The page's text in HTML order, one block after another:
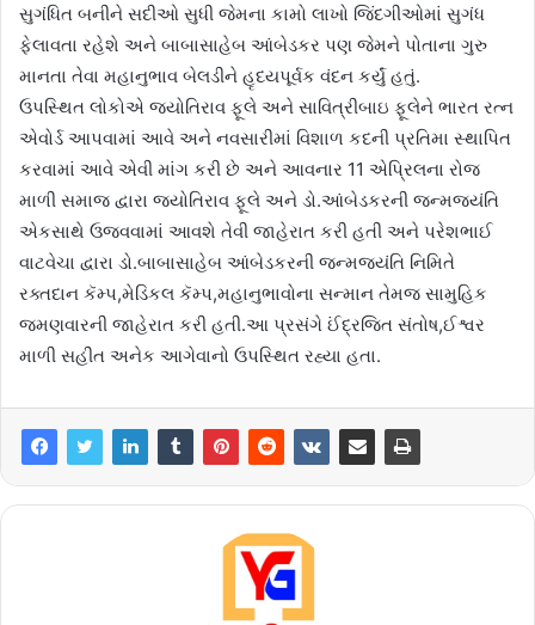
સુગંધિત બનીને સદીઓ સુધી જેમના કામો લાખો જિંદગીઓમાં સુગંધ
ફેલાવતા રહેશે અને બાબાસાહેબ આંબેડકર પણ જેમને પોતાના ગુરુ
માનતા તેવા મહાનુભાવ બેલડીને હૃદયપૂર્વક વંદન કર્યું હતું.
ઉપસ્થિત લોકોએ જ્યોતિરાવ ફૂલે અને સાવિત્રીબાઇ ફૂલેને ભારત રત્ન
એવોર્ડ આપવામાં આવે અને નવસારીમાં વિશાળ કદની પ્રતિમા સ્થાપિત
કરવામાં આવે એવી માંગ કરી છે અને આવનાર 11 એપ્રિલના રોજ
માળી સમાજ દ્વારા જ્યોતિરાવ ફૂલે અને ડો.આંબેડકરની જન્મજયંતિ
એકસાથે ઉજવવામાં આવશે તેવી જાહેરાત કરી હતી અને પરેશભાઈ
વાટવેચા દ્વારા ડો.બાબાસાહેબ આંબેડકરની જન્મજયંતિ નિમિતે
રક્તદાન કૅમ્પ,મેડિકલ કૅમ્પ,મહાનુભાવોના સન્માન તેમજ સામુહિક
જમણવારની જાહેરાત કરી હતી.આ પ્રસંગે ઈંદ્રજિત સંતોષ,ઈશ્વર
માળી સહીત અનેક આગેવાનો ઉપસ્થિત રહ્યા હતા.